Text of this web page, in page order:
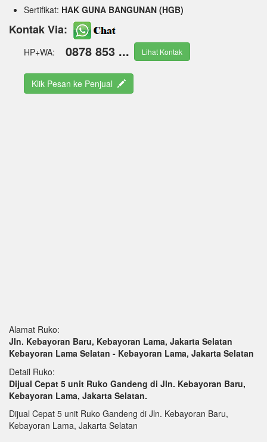
Sertifikat: HAK GUNA BANGUNAN (HGB)
Kontak Via:
HP+WA: 0878 853 ... Lihat Kontak
Klik Pesan ke Penjual
Alamat Ruko:
Jln. Kebayoran Baru, Kebayoran Lama, Jakarta Selatan
Kebayoran Lama Selatan - Kebayoran Lama, Jakarta Selatan
Detail Ruko:
Dijual Cepat 5 unit Ruko Gandeng di Jln. Kebayoran Baru,
Kebayoran Lama, Jakarta Selatan.
Dijual Cepat 5 unit Ruko Gandeng di Jln. Kebayoran Baru,
Kebayoran Lama, Jakarta Selatan